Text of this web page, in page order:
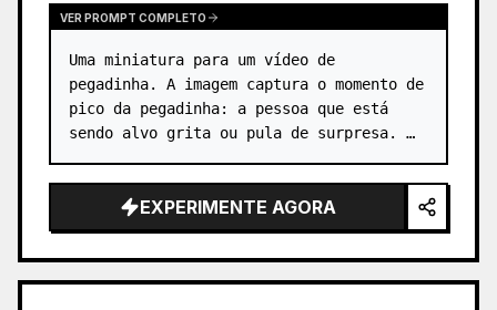
VER PROMPT COMPLETO
Uma miniatura para um vídeo de
pegadinha. A imagem captura o momento de
pico da pegadinha: a pessoa que está
sendo alvo grita ou pula de surpresa. …
EXPERIMENTE AGORA